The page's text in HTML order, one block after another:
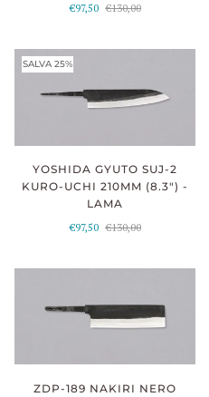
€97,50 €130,00
SALVA 25%
YOSHIDA GYUTO SUJ-2
KURO-UCHI 210MM (8.3") -
LAMA
€97,50 €130,00
ZDP-189 NAKIRI NERO